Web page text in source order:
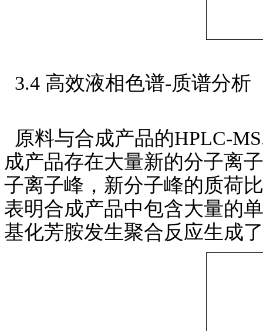
3.4 高效液相色谱-质谱分析
原料与合成产品的HPLC-
成产品存在大量新的分子离
子离子峰，新分子峰的质荷
表明合成产品中包含大量的
基化芳胺发生聚合反应生成